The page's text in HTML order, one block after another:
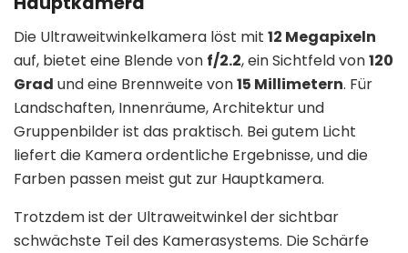
Die Ultraweitwinkelkamera löst mit 12 Megapixeln
auf, bietet eine Blende von f/2.2, ein Sichtfeld von120
Grad und eine Brennweite von15 Millimetern. Für
Landschaften, Innenräume, Architektur und
Gruppenbilder ist das praktisch. Bei gutem Licht
liefert die Kamera ordentliche Ergebnisse, und die
Farben passen meist gut zur Hauptkamera.
Trotzdem ist der Ultraweitwinkel der sichtbar
schwächste Teil des Kamerasystems. Die Schärfe